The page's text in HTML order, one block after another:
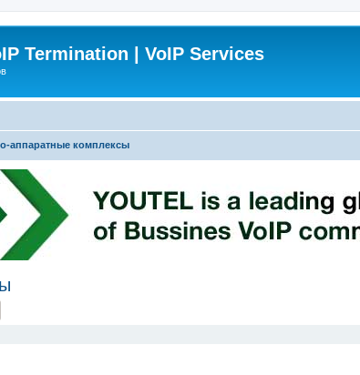
Termination | VoIP Services
аппаратные комплексы